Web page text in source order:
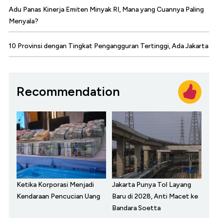
Adu Panas Kinerja Emiten Minyak RI, Mana yang Cuannya Paling
Menyala?
10 Provinsi dengan Tingkat Pengangguran Tertinggi, Ada Jakarta
Recommendation
Ketika Korporasi Menjadi
Kendaraan Pencucian Uang
Jakarta Punya Tol Layang
Baru di 2028, Anti Macet ke
Bandara Soetta